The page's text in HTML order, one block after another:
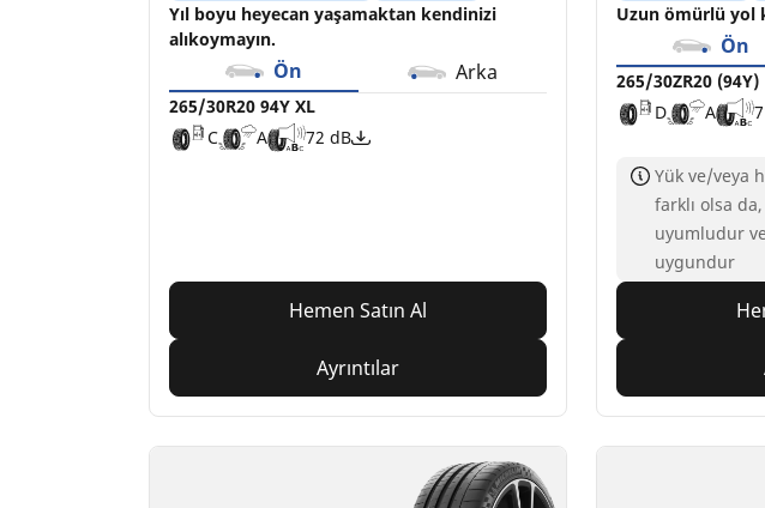
Yıl boyu heyecan yaşamaktan kendinizi
alıkoymayın.
Ön Arka
265/30R20 94Y XL
C
A 72 dB
Hemen Satın Al
Ayrıntılar
Uzun ömürlü yol
Ön
265/30ZR20 (94Y)
D
A
Yük ve/veya
farklı olsa
uyumludur
uygundur